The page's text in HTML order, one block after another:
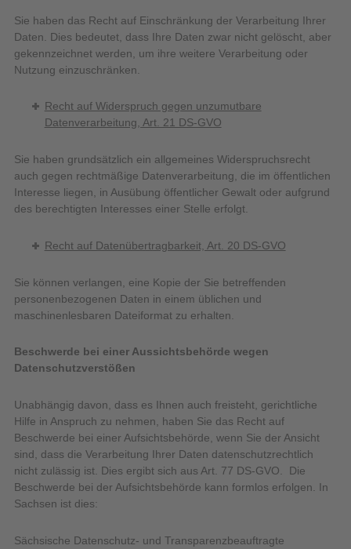
Sie haben das Recht auf Einschränkung der Verarbeitung Ihrer
Daten. Dies bedeutet, dass Ihre Daten zwar nicht gelöscht, aber
gekennzeichnet werden, um ihre weitere Verarbeitung oder
Nutzung einzuschränken.
Recht auf Widerspruch gegen unzumutbare
Datenverarbeitung, Art. 21 DS-GVO
Sie haben grundsätzlich ein allgemeines Widerspruchsrecht
auch gegen rechtmäßige Datenverarbeitung, die im öffentlichen
Interesse liegen, in Ausübung öffentlicher Gewalt oder aufgrund
des berechtigten Interesses einer Stelle erfolgt.
Recht auf Datenübertragbarkeit, Art. 20 DS-GVO
Sie können verlangen, eine Kopie der Sie betreffenden
personenbezogenen Daten in einem üblichen und
maschinenlesbaren Dateiformat zu erhalten.
Beschwerde bei einer Aussichtsbehörde wegen
Datenschutzverstößen
Unabhängig davon, dass es Ihnen auch freisteht, gerichtliche
Hilfe in Anspruch zu nehmen, haben Sie das Recht auf
Beschwerde bei einer Aufsichtsbehörde, wenn Sie der Ansicht
sind, dass die Verarbeitung Ihrer Daten datenschutzrechtlich
nicht zulässig ist. Dies ergibt sich aus Art. 77 DS-GVO. Die
Beschwerde bei der Aufsichtsbehörde kann formlos erfolgen. In
Sachsen ist dies:
Sächsische Datenschutz- und Transparenzbeauftragte